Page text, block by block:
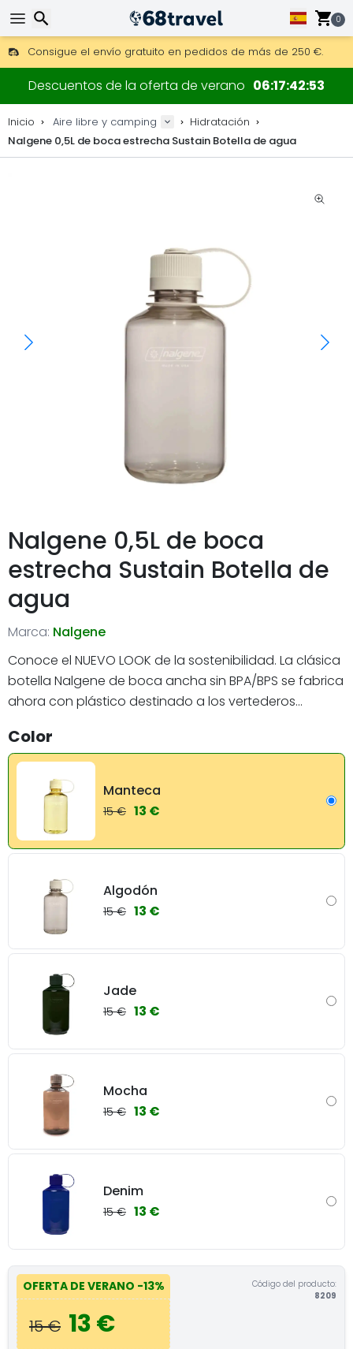
0
Consigue el envío gratuito en pedidos de más de 250 €.
Envío DHL 1 día disponible.
30 días para devoluciones, 90 días para mapas de madera
Descuentos de la oferta de verano 06 17 42 52
Inicio Aire libre y camping
Hidratación
Nalgene 0,5L de boca estrecha Sustain Botella de agua
Nalgene 0,5L de boca
estrecha Sustain Botella de
agua
Marca: Nalgene
Conoce el NUEVO LOOK de la sostenibilidad. La clásica
botella Nalgene de boca ancha sin BPA/BPS se fabrica
ahora con plástico destinado a los vertederos...
Color
Manteca
15 € 13 €
Algodón
15 € 13 €
Jade
15 € 13 €
Mocha
15 € 13 €
Denim
15 € 13 €
OFERTA DE VERANO -13%
15 € 13 €
Código del producto:
8209
Buscar